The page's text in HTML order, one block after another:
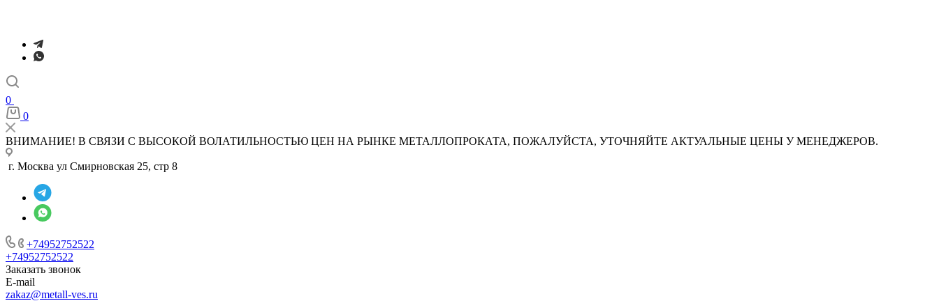
0
0
ВНИМАНИЕ! В СВЯЗИ С ВЫСОКОЙ ВОЛАТИЛЬНОСТЬЮ ЦЕН НА РЫНКЕ МЕТАЛЛОПРОКАТА, ПОЖАЛУЙСТА, УТОЧНЯЙТЕ АКТУАЛЬНЫЕ ЦЕНЫ У МЕНЕДЖЕРОВ.
г. Москва ул Смирновская 25, стр 8
+74952752522
+74952752522
Заказать звонок
E-mail
zakaz@metall-ves.ru